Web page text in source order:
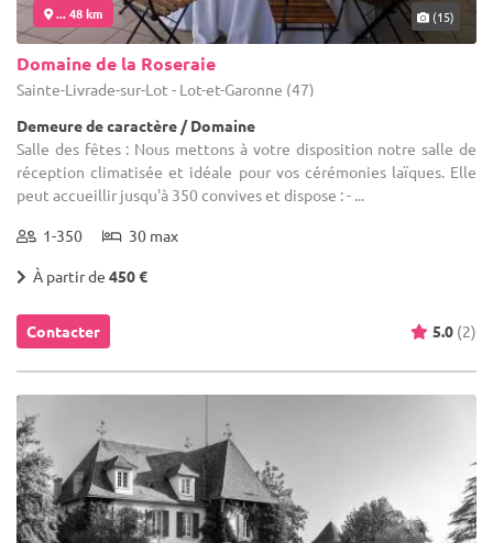
... 48 km (15)
Domaine de la Roseraie
Sainte-Livrade-sur-Lot - Lot-et-Garonne (47)
Demeure de caractère / Domaine
Salle des fêtes : Nous mettons à votre disposition notre salle de
réception climatisée et idéale pour vos cérémonies laïques. Elle
peut accueillir jusqu'à 350 convives et dispose : - ...
1-350 30 max
À partir de 450 €
Contacter 5.0 (2)